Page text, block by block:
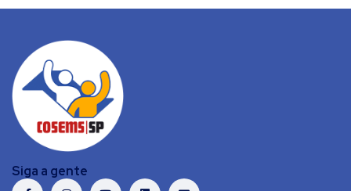
Siga a gente